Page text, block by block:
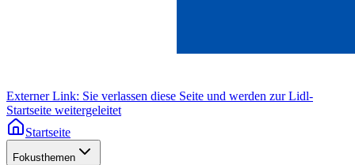
Externer Link: Sie verlassen diese Seite und werden zur Lidl-
Startseite weitergeleitet
Startseite
Fokusthemen